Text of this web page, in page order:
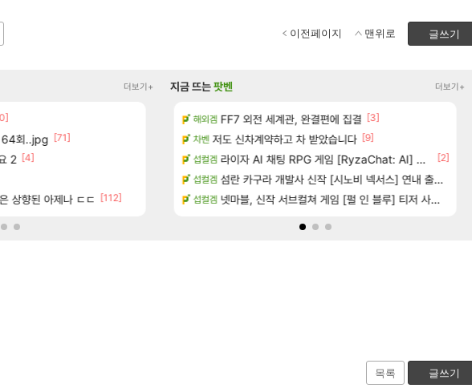
글쓰기
이전페이지 맨위로
더보기+
64회..jpg [71]
2 [4]
상향된 아제나 ㄷㄷ [112]
검은사막 장비 올환 이후 약 7개월 [13]
메이플 8월 9일 썬데이 메이플 [150]
리니지M 방금 일어난일 [14]
메이플 챌린저#77777 저격했습니다! [106]
로아 보상 공지 나온거 10추 하니 올리자 [83]
지금 뜨는팟벤 더보기+
치노트 (8/5)
은것 같습니다
보드값 오르나
유율 7%…글로벌 4위로 부상
13일에 나오나
해외겜 FF7 외전 세계관, 완결편에 집결 [3]
차벤 저도 신차계약하고 차 받았습니다 [9]
섭컬겜 라이자 AI 채팅 RPG 게임 [RyzaChat: AI] 공개
[2]
섭컬겜 섬란 카구라 개발사 신작 [시노비 넥서스] 연내 출시 예정
섭컬겜 넷마블, 신작 서브컬쳐 게임 [펄 인 블루] 티저 사이트 오픈
목록 글쓰기